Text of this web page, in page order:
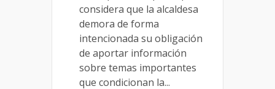
considera que la alcaldesa
demora de forma
intencionada su obligación
de aportar información
sobre temas importantes
que condicionan la...